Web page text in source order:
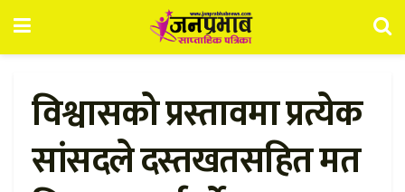
विश्वासको प्रस्तावमा प्रत्येक
सांसदले दस्तखतसहित मत